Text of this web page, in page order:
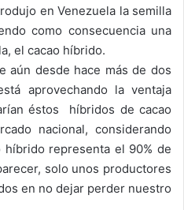
en Venezuela la semilla
como consecuencia una
el cacao híbrido.
aún desde hace más de dos
aprovechando la ventaja
éstos híbridos de cacao
nacional, considerando
representa el 90% de
solo unos productores
en no dejar perder nuestro